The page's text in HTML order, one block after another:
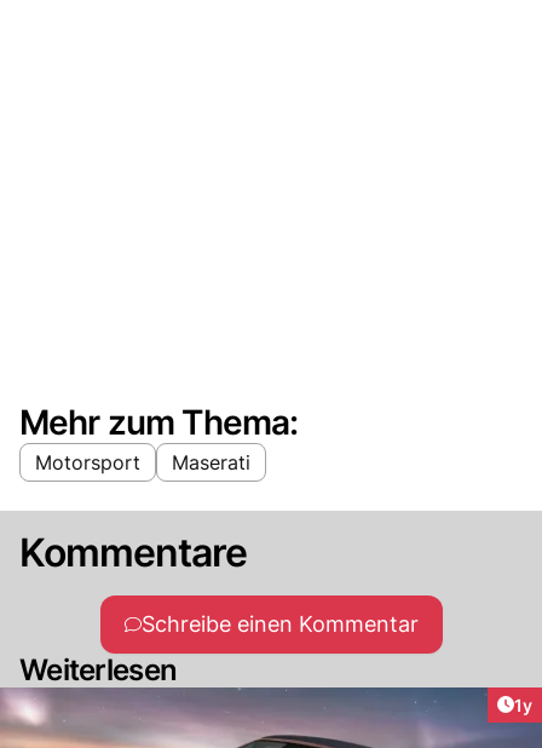
Mehr zum Thema:
Motorsport Maserati
Kommentare
Schreibe einen Kommentar
Weiterlesen
1y